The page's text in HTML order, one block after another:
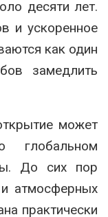
десяти лет.
и ускоренное
как один
замедлить
может
глобальном
До сих пор
атмосферных
практически